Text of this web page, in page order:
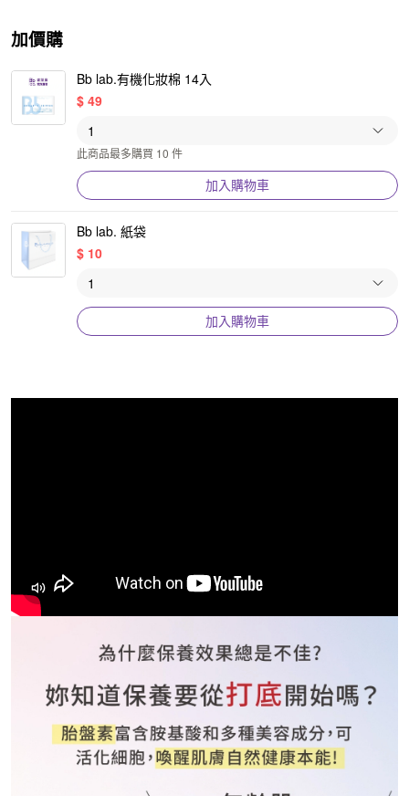
加價購
Bb lab.有機化妝棉 14入
$ 49
此商品最多購買 10 件
加入購物車
Bb lab. 紙袋
$ 10
加入購物車